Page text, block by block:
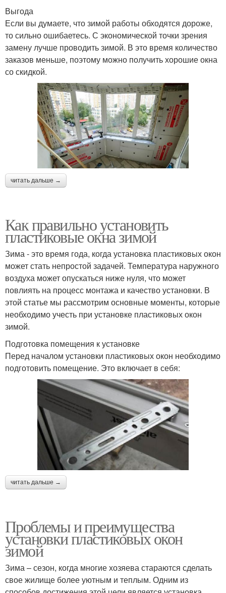
Выгода
Если вы думаете, что зимой работы обходятся дороже,
то сильно ошибаетесь. С экономической точки зрения
замену лучше проводить зимой. В это время количество
заказов меньше, поэтому можно получить хорошие окна
со скидкой.
читать дальше →
Как правильно установить
пластиковые окна зимой
Зима - это время года, когда установка пластиковых окон
может стать непростой задачей. Температура наружного
воздуха может опускаться ниже нуля, что может
повлиять на процесс монтажа и качество установки. В
этой статье мы рассмотрим основные моменты, которые
необходимо учесть при установке пластиковых окон
зимой.
Подготовка помещения к установке
Перед началом установки пластиковых окон необходимо
подготовить помещение. Это включает в себя:
читать дальше →
Проблемы и преимущества
установки пластиковых окон
зимой
Зима – сезон, когда многие хозяева стараются сделать
свое жилище более уютным и теплым. Одним из